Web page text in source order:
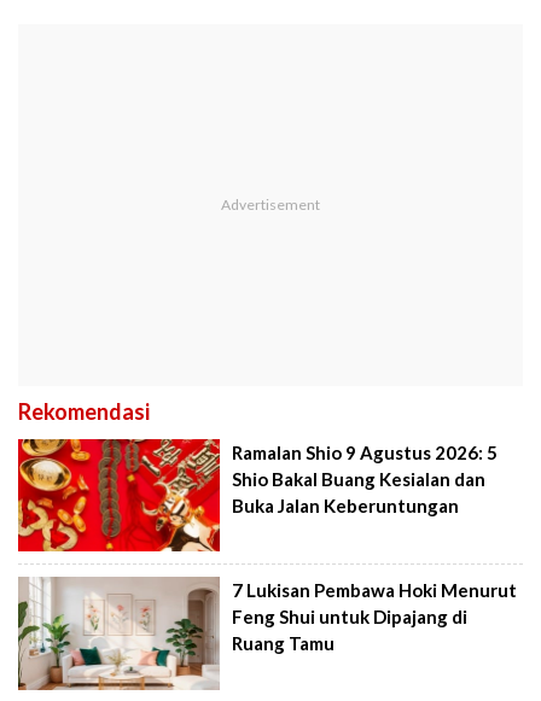
Rekomendasi
Ramalan Shio 9 Agustus 2026: 5
Shio Bakal Buang Kesialan dan
Buka Jalan Keberuntungan
7 Lukisan Pembawa Hoki Menurut
Feng Shui untuk Dipajang di
Ruang Tamu